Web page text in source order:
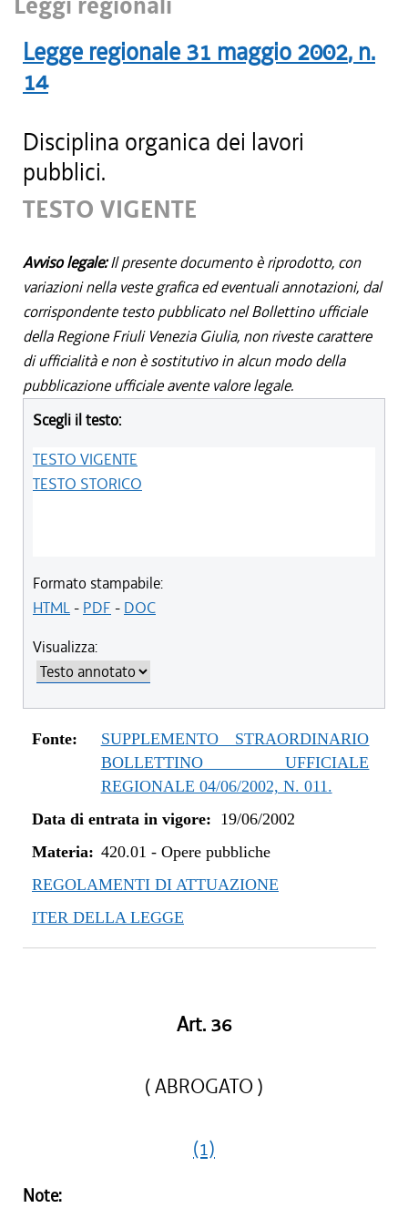
Legge regionale 31 maggio 2002, n.
14
Disciplina organica dei lavori
pubblici.
TESTO VIGENTE
Avviso legale:Il presente documento è riprodotto, con
variazioni nella veste grafica ed eventuali annotazioni, dal
corrispondente testo pubblicato nel Bollettino ufficiale
della Regione Friuli Venezia Giulia, non riveste carattere
di ufficialità e non è sostitutivo in alcun modo della
pubblicazione ufficiale avente valore legale.
Scegli il testo:
TESTO VIGENTE
TESTO STORICO
Formato stampabile:
HTML- PDF - DOC
Visualizza:
Fonte:
SUPPLEMENTO STRAORDINARIO
BOLLETTINO UFFICIALE
REGIONALE 04/06/2002, N. 011.
Data di entrata in vigore: 19/06/2002
Materia: 420.01 - Opere pubbliche
REGOLAMENTI DI ATTUAZIONE
ITER DELLA LEGGE
Art. 36
( ABROGATO )
(1)
Note: